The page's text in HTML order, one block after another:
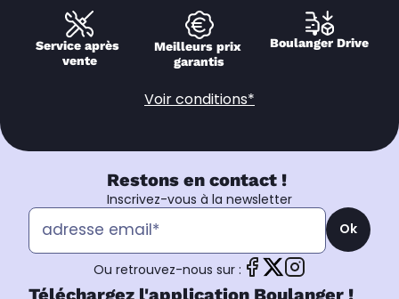
Service après
vente
Meilleurs prix
garantis
Boulanger Drive
Voir conditions*
Restons en contact !
Inscrivez-vous à la newsletter
Ok
Ou retrouvez-nous sur :
Téléchargez l'application Boulanger !